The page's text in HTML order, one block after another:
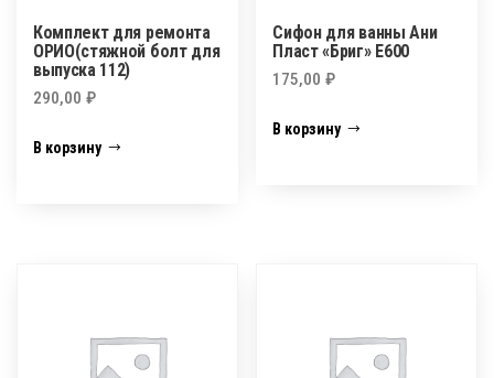
Комплект для ремонта
ОРИО(стяжной болт для
выпуска 112)
290,00 ₽
В корзину
Сифон для ванны Ани
Пласт «Бриг» Е600
175,00₽
В корзину